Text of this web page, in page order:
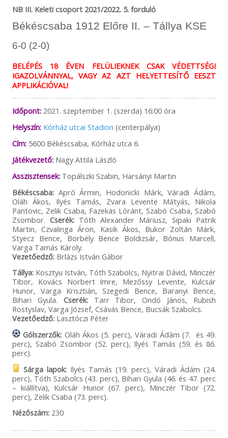
NB III. Keleti csoport 2021/2022. 5. forduló
Békéscsaba 1912 Előre II. – Tállya KSE
6-0 (2-0)
BELÉPÉS 18 ÉVEN FELÜLIEKNEK CSAK VÉDETTSÉGI
IGAZOLVÁNNYAL, VAGY AZ AZT HELYETTESÍTŐ EESZT
APPLIKÁCIÓVAL!
Időpont:2021. szeptember 1. (szerda) 16:00 óra
Helyszín: Kórház utcai Stadion (centerpálya)
Cím:5600 Békéscsaba, Kórház utca 6.
Játékvezető:Nagy Attila László
Asszisztensek:Topálszki Szabin, Harsányi Martin
Békéscsaba:Apró Ármin, Hodonicki Márk, Váradi Ádám,
Oláh Ákos, Ilyés Tamás, Zvara Levente Mátyás, Nikola
Pantovic, Zelik Csaba, Fazekas Lóránt, Szabó Csaba, Szabó
Zsombor. Cserék:Tóth Alexander Máriusz, Sipaki Patrik
Martin, Czvalinga Áron, Kasik Ákos, Bukor Zoltán Márk,
Styecz Bence, Borbély Bence Boldizsár, Bónus Marcell,
Varga Tamás Károly.
Vezetőedző:Brlázs István Gábor
Tállya:Kosztyu István, Tóth Szabolcs, Nyitrai Dávid, Minczér
Tibor, Kovács Norbert Imre, Mezőssy Levente, Kulcsár
Hunor, Varga Krisztián, Szegedi Bence, Baranyi Bence,
Bihari Gyula. Cserék:Tarr Tibor, Ondó János, Rubish
Rostyslav, Varga József, Csávás Bence, Bucsák Szabolcs.
Vezetőedző:Lasztóczi Péter
Gólszerzők: Oláh Ákos (5. perc), Váradi Ádám (7. és 49.
perc), Szabó Zsombor (52. perc), Ilyés Tamás (59. és 86.
perc).
Sárga lapok:Ilyés Tamás (19. perc), Váradi Ádám (24.
perc), Tóth Szabolcs (43. perc), Bihari Gyula (46. és 47. perc
– kiállítva), Kulcsár Hunor (67. perc), Minczér Tibor (72.
perc), Zelik Csaba (73. perc).
Nézőszám:230